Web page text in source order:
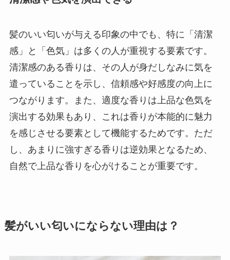
髪のいい匂いが与える印象の中でも、特に「清潔
感」と「色気」は多くの人が重視する要素です。
清潔感のある香りは、その人が身だしなみに気を
遣っていることを示し、信頼感や好感度の向上に
つながります。また、適度な香りは上品な色気を
演出する効果もあり、これは香りが本能的に魅力
を感じさせる要素として機能するためです。ただ
し、あまりに強すぎる香りは逆効果となるため、
自然で上品な香りを心がけることが重要です。
髪がいい匂いにならない理由は？